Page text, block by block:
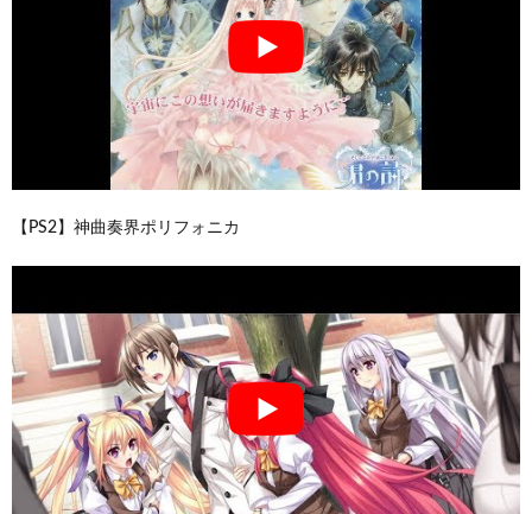
【PS2】神曲奏界ポリフォニカ